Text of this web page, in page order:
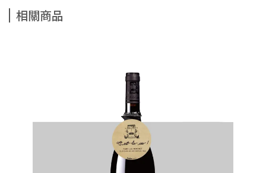
相關商品